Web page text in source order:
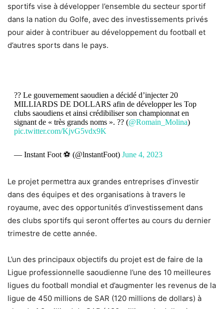
sportifs vise à développer l’ensemble du secteur sportif
dans la nation du Golfe, avec des investissements privés
pour aider à contribuer au développement du football et
d’autres sports dans le pays.
?? Le gouvernement saoudien a décidé d’injecter 20
MILLIARDS DE DOLLARS afin de développer les Top
clubs saoudiens et ainsi crédibiliser son championnat en
signant de « très grands noms ». ?? (@Romain_Molina)
pic.twitter.com/KjvG5vdx9K
— Instant Foot ⚽️ (@lnstantFoot) June 4, 2023
Le projet permettra aux grandes entreprises d’investir
dans des équipes et des organisations à travers le
royaume, avec des opportunités d’investissement dans
des clubs sportifs qui seront offertes au cours du dernier
trimestre de cette année.
L’un des principaux objectifs du projet est de faire de la
Ligue professionnelle saoudienne l’une des 10 meilleures
ligues du football mondial et d’augmenter les revenus de la
ligue de 450 millions de SAR (120 millions de dollars) à